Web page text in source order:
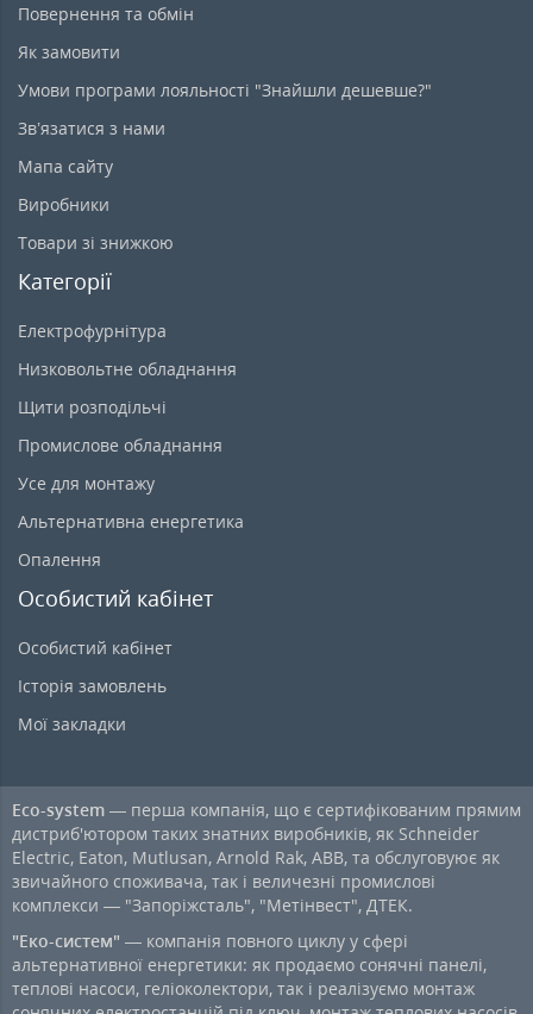
Повернення та обмін
Як замовити
Умови програми лояльності "Знайшли дешевше?"
Зв’язатися з нами
Мапа сайту
Виробники
Товари зі знижкою
Категорії
Електрофурнітура
Низковольтне обладнання
Щити розподільчі
Промислове обладнання
Усе для монтажу
Альтернативна енергетика
Опалення
Особистий кабінет
Особистий кабінет
Історія замовлень
Мої закладки
Eco-system — перша компанія, що є сертифікованим прямим
дистриб'ютором таких знатних виробників, як Schneider
Electric, Eaton, Mutlusan, Arnold Rak, ABB, та обслуговуює як
звичайного споживача, так і величезні промислові
комплекси — "Запоріжсталь", "Метінвест", ДТЕК.
"Еко-систем" — компанія повного циклу у сфері
альтернативної енергетики: як продаємо сонячні панелі,
теплові насоси, геліоколектори, так і реалізуємо монтаж